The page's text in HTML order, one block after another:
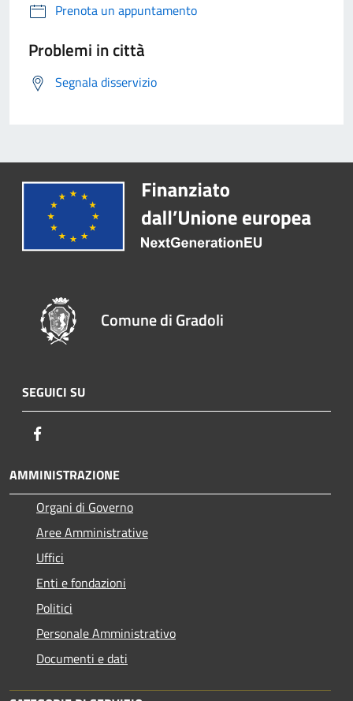
Prenota un appuntamento
Problemi in città
Segnala disservizio
Comune di Gradoli
SEGUICI SU
AMMINISTRAZIONE
Organi di Governo
Aree Amministrative
Uffici
Enti e fondazioni
Politici
Personale Amministrativo
Documenti e dati